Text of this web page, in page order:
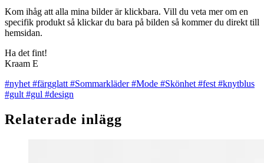
Kom ihåg att alla mina bilder är klickbara. Vill du veta mer om en
specifik produkt så klickar du bara på bilden så kommer du direkt till
hemsidan.
Ha det fint!
Kraam E
#nyhet#färgglatt#Sommarkläder#Mode #Skönhet#fest#knytblus
#gult#gul #design
Relaterade inlägg